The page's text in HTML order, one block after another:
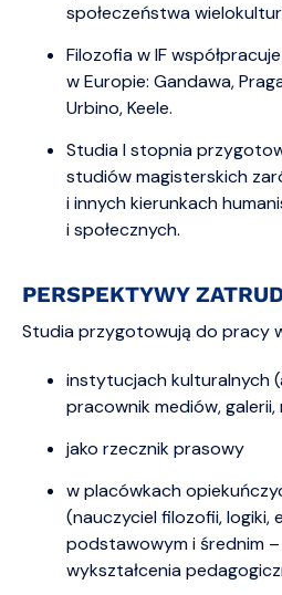
społeczeństwa
Filozofia w IF
w Europie: Gandawa,
Urbino, Keele.
Studia I stopnia
studiów magisterskich
i innych kierunkach
i społecznych.
PERSPEKTYWY
Studia przygotowują do pracy
instytucjach kulturalnych
pracownik mediów,
jako rzecznik prasowy
w placówkach
(nauczyciel filozofii, logiki,
podstawowym i średnim –
wykształcenia